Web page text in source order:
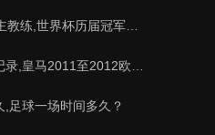
世界杯历届冠军球队教练
2011至2012欧冠赛程&nbs
足球一场时间多久？